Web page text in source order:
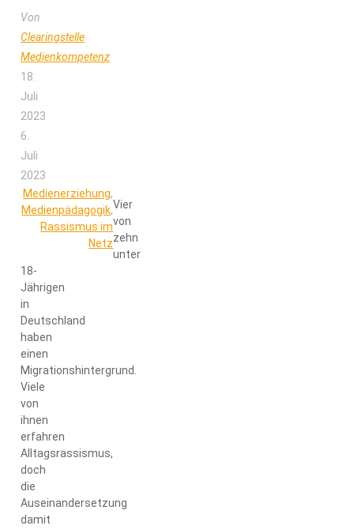
Von
Clearingstelle
Medienkompetenz
18.
Juli
2023
6.
Juli
2023
Medienerziehung,
Medienpädagogik,
Rassismus im
Netz
Vier
von
zehn
unter
18-
Jährigen
in
Deutschland
haben
einen
Migrationshintergrund.
Viele
von
ihnen
erfahren
Alltagsrassismus,
doch
die
Auseinandersetzung
damit